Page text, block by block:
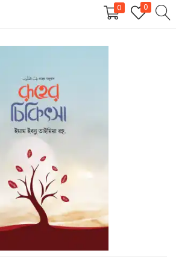
0 0
REGISTER
username and password to login.
Login
Lost password?